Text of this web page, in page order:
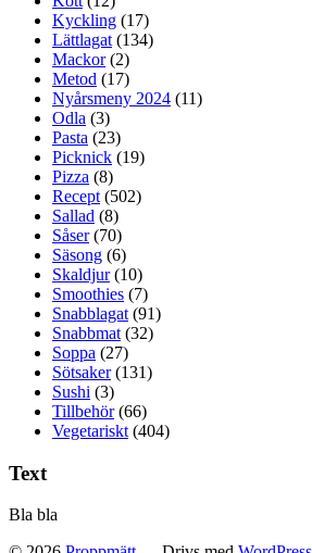
Kyckling (17)
Lättlagat (134)
Mackor(2)
Metod (17)
Nyårsmeny 2024 (11)
Odla (3)
Pasta (23)
Picknick (19)
Pizza (8)
Recept (502)
Sallad (8)
Såser(70)
Säsong (6)
Skaldjur(10)
Smoothies (7)
Snabblagat (91)
Snabbmat (32)
Soppa (27)
Sötsaker(131)
Sushi (3)
Tillbehör(66)
Vegetariskt (404)
Text
Bla bla